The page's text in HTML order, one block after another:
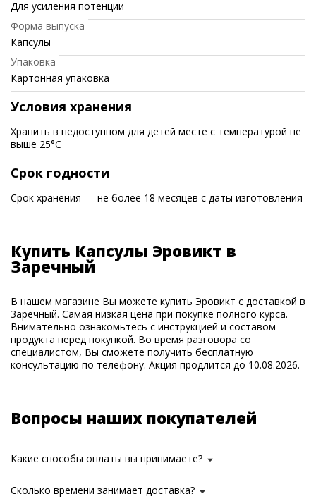
Для усиления потенции
Форма выпуска
Капсулы
Упаковка
Картонная упаковка
Условия хранения
Хранить в недоступном для детей месте с температурой не
выше 25°C
Срок годности
Срок хранения — не более 18 месяцев с даты изготовления
Купить Капсулы Эровикт в
Заречный
В нашем магазине Вы можете купить Эровикт с доставкой в
Заречный. Самая низкая цена при покупке полного курса.
Внимательно ознакомьтесь с инструкцией и составом
продукта перед покупкой. Во время разговора со
специалистом, Вы сможете получить бесплатную
консультацию по телефону. Акция продлится до 10.08.2026.
Вопросы наших покупателей
Какие способы оплаты вы принимаете?
Сколько времени занимает доставка?